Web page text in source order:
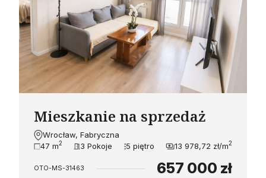
Mieszkanie na sprzedaż
Wrocław, Fabryczna
47 m2 3 Pokoje 5 piętro 13 978,72 zł/m2
OTO-MS-31463 657 000 zł